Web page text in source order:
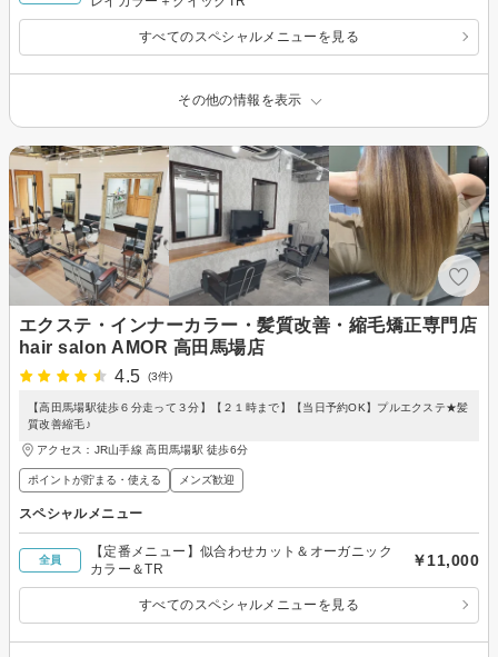
すべてのスペシャルメニューを見る
その他の情報を表示
エクステ・インナーカラー・髪質改善・縮毛矯正専門店
hair salon AMOR 高田馬場店
4.5
(3件)
【高田馬場駅徒歩６分走って３分】【２１時まで】【当日予約OK】プルエクステ★髪
質改善縮毛♪
アクセス：JR山手線 高田馬場駅 徒歩6分
ポイントが貯まる・使える メンズ歓迎
スペシャルメニュー
全員
【定番メニュー】似合わせカット＆オーガニック
カラー＆TR
￥11,000
すべてのスペシャルメニューを見る